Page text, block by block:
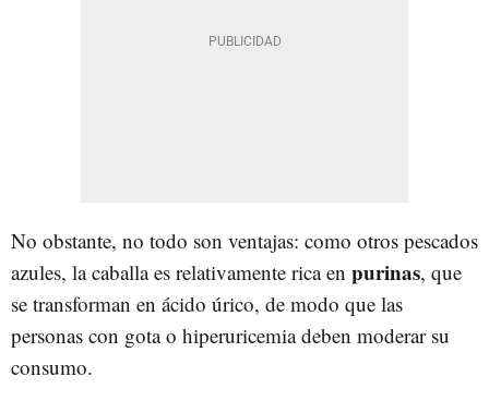
No obstante, no todo son ventajas: como otros pescados
azules, la caballa es relativamente rica en purinas, que
se transforman en ácido úrico, de modo que las
personas con gota o hiperuricemia deben moderar su
consumo.